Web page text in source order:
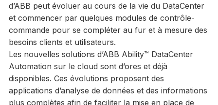
d’ABB peut évoluer au cours de la vie du DataCenter
et commencer par quelques modules de contrôle-
commande pour se compléter au fur et à mesure des
besoins clients et utilisateurs.
Les nouvelles solutions d’ABB Ability™ DataCenter
Automation sur le cloud sont d’ores et déjà
disponibles. Ces évolutions proposent des
applications d’analyse de données et des informations
plus complètes afin de faciliter la mise en place de